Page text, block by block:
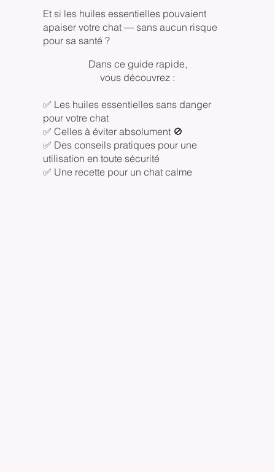
Et si les huiles essentielles pouvaient
apaiser votre chat — sans aucun risque
pour sa santé ?
Dans ce guide rapide,
vous découvrez :
✅ Les huiles essentielles sans danger
pour votre chat
✅ Celles à éviter absolument 🚫
✅ Des conseils pratiques pour une
utilisation en toute sécurité
✅ Une recette pour un chat calme